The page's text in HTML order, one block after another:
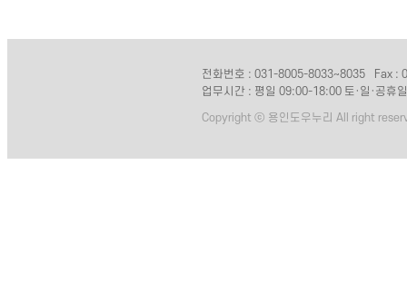
전화번호 : 031-8005-8033~8035
Fax :
업무시간 : 평일 09:00-18:00 토·일·공휴
Copyright ⓒ 용인도우누리 All right